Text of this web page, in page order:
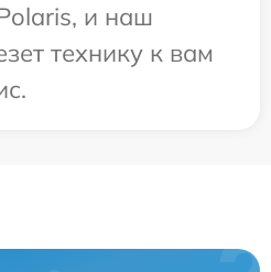
и наш
технику к вам